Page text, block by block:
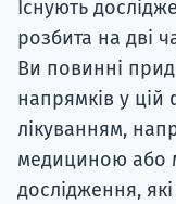
Існують
розбита на дві
Ви повинні
напрямків у цій
лікуванням,
медициною або
дослідження,